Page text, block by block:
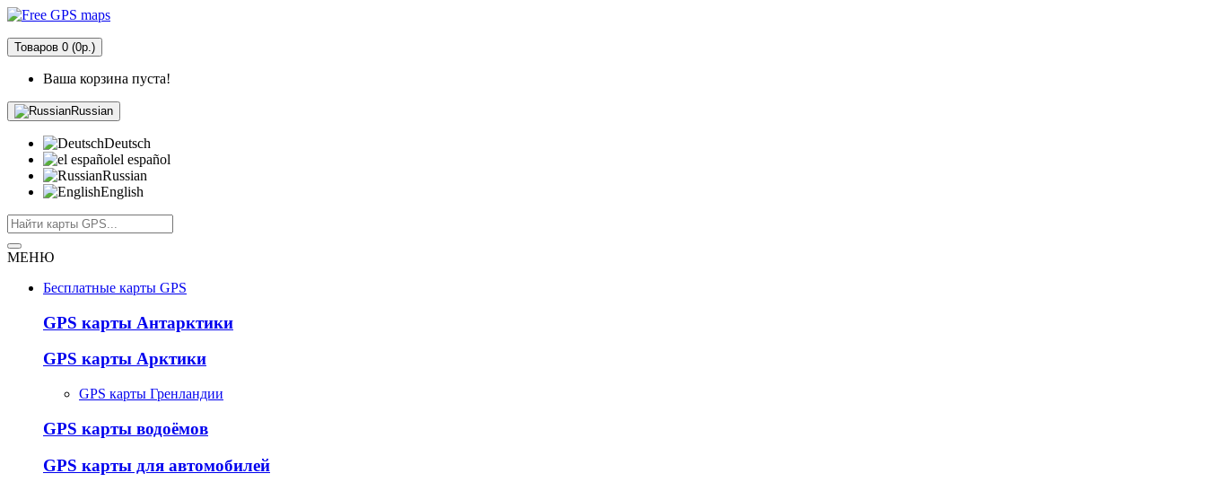
Товаров 0 (0р.)
Ваша корзина пуста!
Russian
Deutsch
el español
Russian
English
МЕНЮ
Бесплатные карты GPS
GPS карты Антарктики
GPS карты Арктики
GPS карты Гренландии
GPS карты водоёмов
GPS карты для автомобилей